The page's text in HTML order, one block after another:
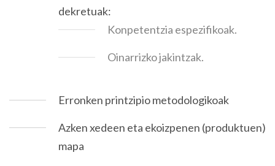
dekretuak:
Konpetentzia espezifikoak.
Oinarrizko jakintzak.
Erronken printzipio metodologikoak
Azken xedeen eta ekoizpenen (produktuen)
mapa